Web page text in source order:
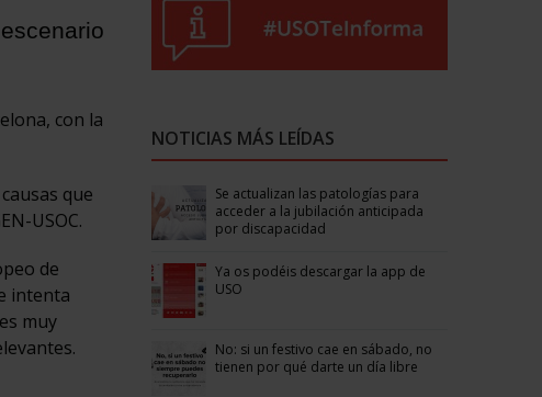
con la
que
USOC.
de
intenta
muy
NOTICIAS MÁS LEÍDAS
Se actualizan las patologías para
acceder a la jubilación anticipada
por discapacidad
Ya os podéis descargar la app de
USO
No: si un festivo cae en sábado, no
tienen por qué darte un día libre